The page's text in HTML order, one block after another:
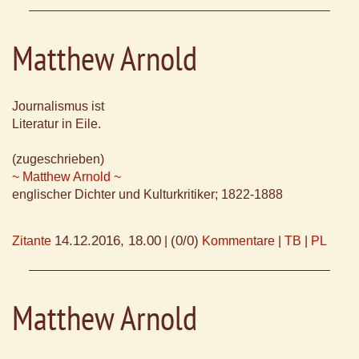
Matthew Arnold
Journalismus ist
Literatur in Eile.
(zugeschrieben)
~ Matthew Arnold ~
englischer Dichter und Kulturkritiker; 1822-1888
Zitante 14.12.2016, 18.00 (0/0) Kommentare TB PL
Matthew Arnold